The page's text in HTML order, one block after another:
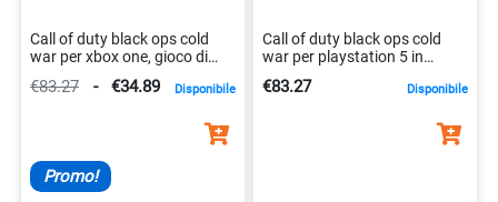
Call of duty black ops cold
war per xbox one, gioco di
€83.27 - €34.89 Disponibile
Promo!
Call of duty black ops cold
war per playstation 5 in
5030917292545
€83.27 Disponibile